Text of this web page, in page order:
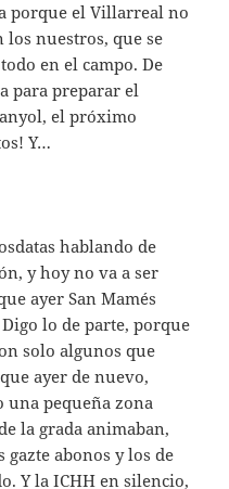
porque el Villarreal no
los nuestros, que se
en el campo. De
para preparar el
el próximo
Y…
hablando de
y hoy no va a ser
ayer San Mamés
lo de parte, porque
solo algunos que
ayer de nuevo,
pequeña zona
la grada animaban,
gazte abonos y los de
Y la ICHH en silencio,